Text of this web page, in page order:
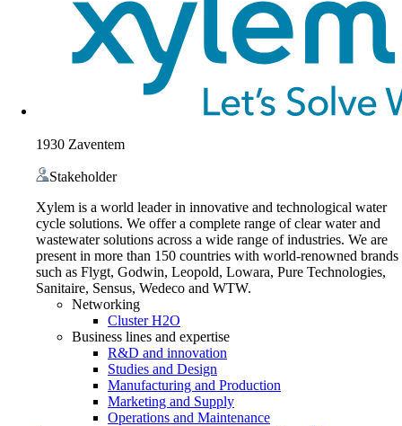
1930 Zaventem
Stakeholder
Xylem is a world leader in innovative and technological water
cycle solutions. We offer a complete range of clear water and
wastewater solutions across a wide range of industries. We are
present in more than 150 countries with world-renowned brands
such as Flygt, Godwin, Leopold, Lowara, Pure Technologies,
Sanitaire, Sensus, Wedeco and WTW.
Networking
Cluster H2O
Business lines and expertise
R&D and innovation
Studies and Design
Manufacturing and Production
Marketing and Supply
Operations and Maintenance